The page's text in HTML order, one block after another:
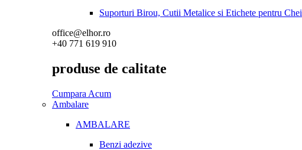
Suporturi Birou, Cutii Metalice si Etichete pentru Chei
office@elhor.ro
+40 771 619 910
produse de calitate
Cumpara Acum
Ambalare
AMBALARE
Benzi adezive